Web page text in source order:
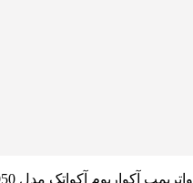
واترپمپ آکواریوم آکواتک مدل AQ1050